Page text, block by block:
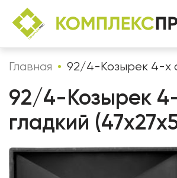
Главная 92/4-Козырек 4-х
92/4-Козырек
гладкий